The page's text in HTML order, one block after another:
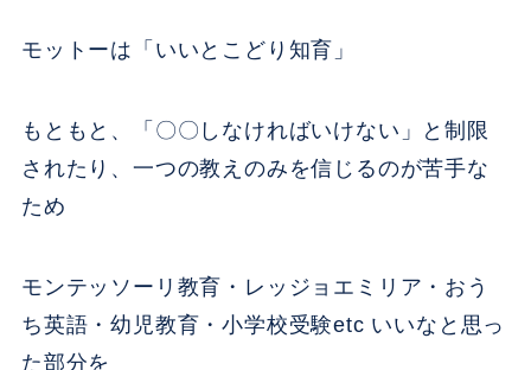
モットーは「いいとこどり知育」
もともと、「〇〇しなければいけない」と制限
されたり、一つの教えのみを信じるのが苦手な
ため
モンテッソーリ教育・レッジョエミリア・おう
ち英語・幼児教育・小学校受験etc いいなと思っ
た部分を